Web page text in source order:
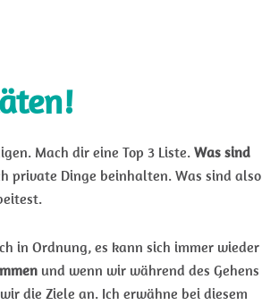
Mach dir eine Top 3 Liste. Was sind
private Dinge beinhalten. Was sind also
in Ordnung, es kann sich immer wieder
und wenn wir während des Gehens
die Ziele an. Ich erwähne bei diesem